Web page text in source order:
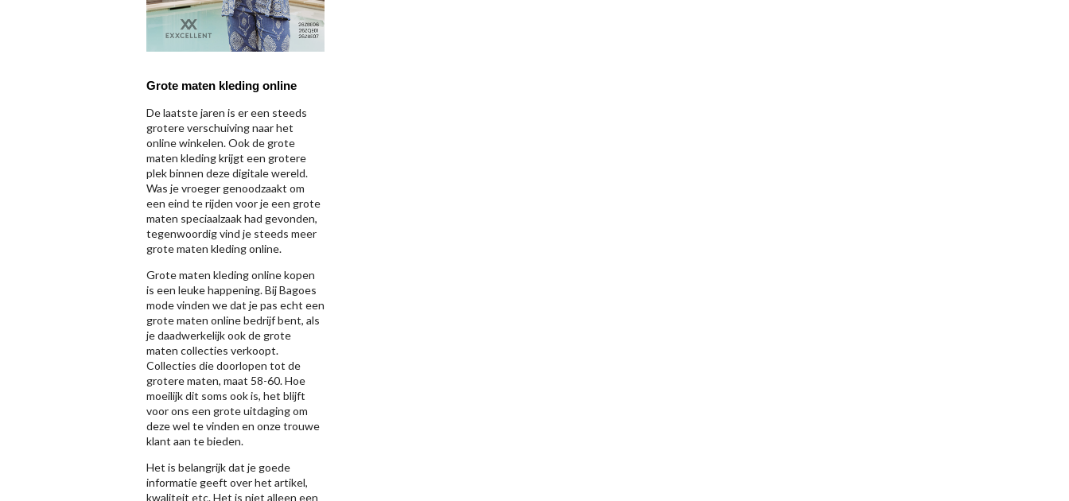
Grote maten kleding online
De laatste jaren is er een steeds
grotere verschuiving naar het
online winkelen. Ook de grote
maten kleding krijgt een grotere
plek binnen deze digitale wereld.
Was je vroeger genoodzaakt om
een eind te rijden voor je een grote
maten speciaalzaak had gevonden,
tegenwoordig vind je steeds meer
grote maten kleding online.
Grote maten kleding online kopen
is een leuke happening. Bij Bagoes
mode vinden we dat je pas echt een
grote maten online bedrijf bent, als
je daadwerkelijk ook de grote
maten collecties verkoopt.
Collecties die doorlopen tot de
grotere maten, maat 58-60. Hoe
moeilijk dit soms ook is, het blijft
voor ons een grote uitdaging om
deze wel te vinden en onze trouwe
klant aan te bieden.
Het is belangrijk dat je goede
informatie geeft over het artikel,
kwaliteit etc. Het is niet alleen een